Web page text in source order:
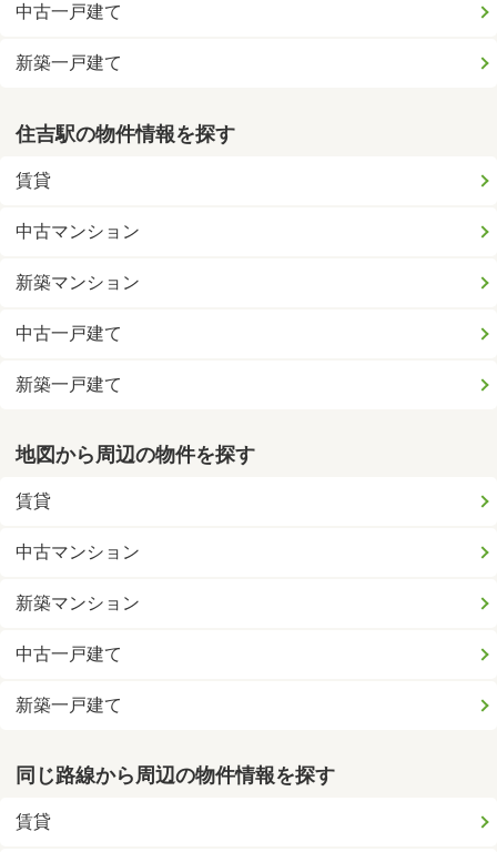
中古一戸建て
新築一戸建て
住吉駅の物件情報を探す
賃貸
中古マンション
新築マンション
中古一戸建て
新築一戸建て
地図から周辺の物件を探す
賃貸
中古マンション
新築マンション
中古一戸建て
新築一戸建て
同じ路線から周辺の物件情報を探す
賃貸